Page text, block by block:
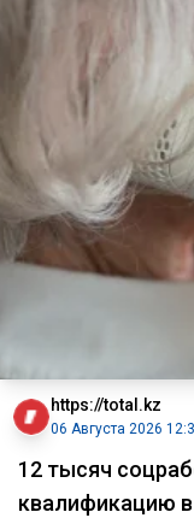
https://total.kz
06 Августа 2026
12 тысяч
квалификацию в